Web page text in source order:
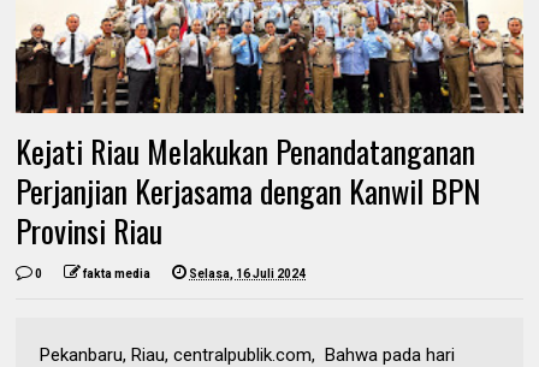
Kejati Riau Melakukan Penandatanganan
Perjanjian Kerjasama dengan Kanwil BPN
Provinsi Riau
0 fakta media Selasa, 16 Juli 2024
Pekanbaru, Riau, centralpublik.com, Bahwa pada hari